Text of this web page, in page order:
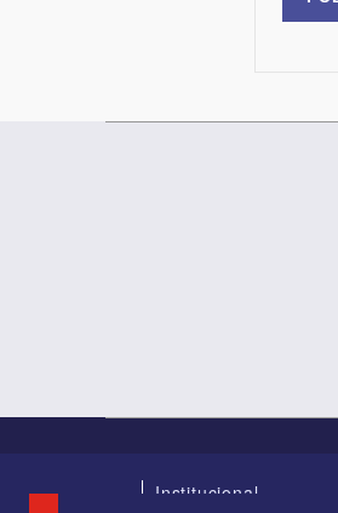
Institucional